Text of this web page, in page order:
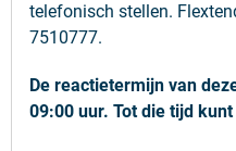
telefonisch stellen.
7510777.
De reactietermijn van
09:00 uur. Tot die tijd